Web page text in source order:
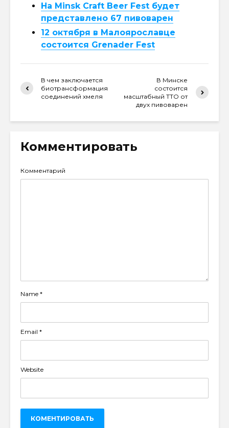
На Minsk Craft Beer Fest будет
представлено 67 пивоварен
12 октября в Малоярославце
состоится Grenader Fest
В чем заключается
биотрансформация
соединений хмеля
В Минске
состоится
масштабный ТТО от
двух пивоварен
Комментировать
Комментарий
Name *
Email *
Website